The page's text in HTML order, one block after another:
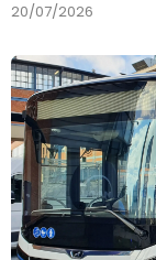
20/07/2026